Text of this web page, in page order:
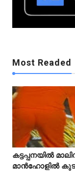
Most Readed
  
കട്ടപ്പനയിൽ
മാൻഹോളിൽ
Mostreaded